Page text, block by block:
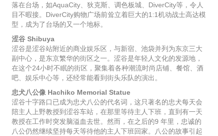
落在台场，如AquaCity、狄克斯、调色板城、DiverCity等，令人
目不暇接。DiverCity购物广场前耸立着巨大的1:1机动战士高达模
型，成为了台场的又一个地标。
涩谷 Shibuya
涩谷是涩谷站附近的商业娱乐区，与新宿、池袋并列为东京三大
副中心，是东京繁华的街区之一。涩谷是年轻人文化的发源地，
在这个24小时不眠的街区，聚集着各种潮流时尚店铺、餐馆、酒
吧、娱乐中心等，还经常能看到街头乐队的演出。
忠犬八公像 Hachiko Memorial Statue
涩谷十字路口已成为忠犬八公的代名词，这只著名的忠犬每天会
陪主人上野教授到涩谷车站，在那里等待主人下班，直到有一天
教授在工作时突发脑溢血去世。然而，在之后的9 年里，忠诚的
八公仍然继续坚持每天等待他的主人下班回家。八公的故事引起